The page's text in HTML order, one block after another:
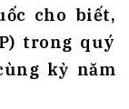
cho biết,
trong quý
kỳ năm